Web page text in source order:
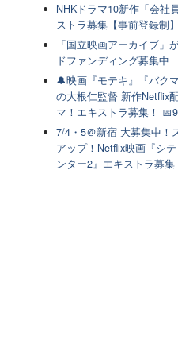
NHKドラマ10新作「会社
ストラ募集【事前登録制】
「国立映画アーカイブ」
ドファンディング募集中
🔔映画『モテキ』『バクマ
の大根仁監督 新作Netflix
マ！エキストラ募集！
7/4・5＠新宿 大募集中！
アップ！Netflix映画『シ
ンター2』エキストラ募集